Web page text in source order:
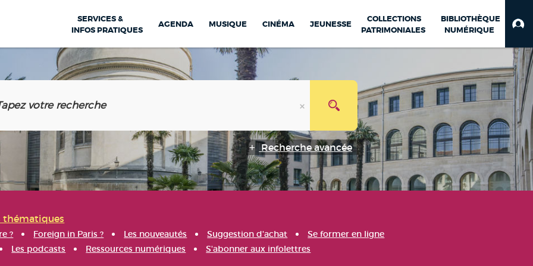
SERVICES &
INFOS PRATIQUES
AGENDA MUSIQUE CINÉMA JEUNESSE
COLLECTIONS
PATRIMONIALES
BIBLIOTHÈQUE
NUMÉRIQUE
Recherche avancée
thématiques
? Foreign in Paris ? Les nouveautés Suggestion d'achat
Se former en ligne
Les podcasts Ressources numériques S'abonner aux infolettres